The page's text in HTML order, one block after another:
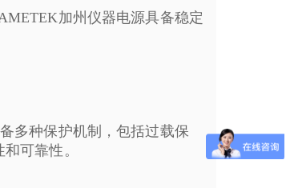
加州仪器电源具备稳定
多种保护机制，包括过载保
可靠性。